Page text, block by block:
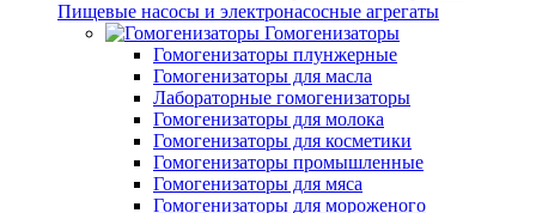
Пищевые насосы и электронасосные агрегаты
Гомогенизаторы
Гомогенизаторы плунжерные
Гомогенизаторы для масла
Лабораторные гомогенизаторы
Гомогенизаторы для молока
Гомогенизаторы для косметики
Гомогенизаторы промышленные
Гомогенизаторы для мяса
Гомогенизаторы для мороженого